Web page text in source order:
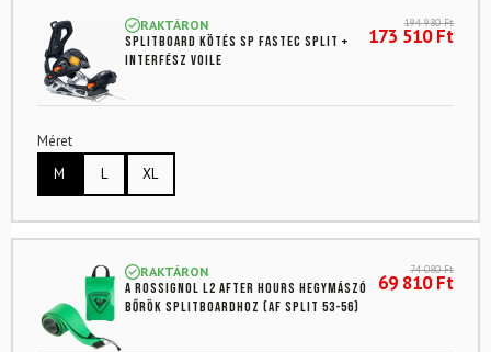
RAKTÁRON
Splitboard kötés SP Fastec Split +
interfész Voile
194 980Ft
173 510Ft
Méret
M
L XL
RAKTÁRON
A Rossignol L2 After Hours hegymászó
bőrök splitboardhoz (AF Split 53-56)
74 080Ft
69 810Ft